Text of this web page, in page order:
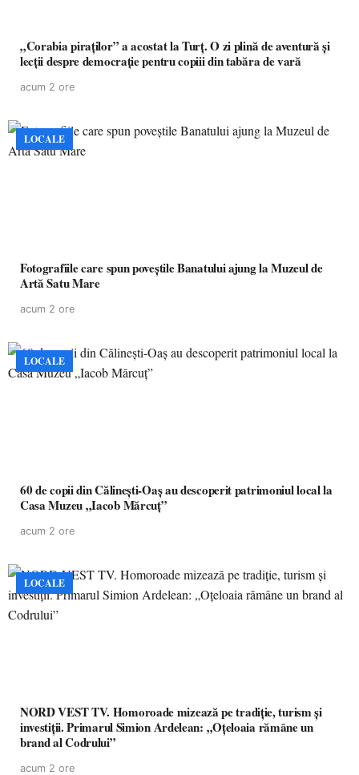
„Corabia piraților” a acostat la Turț. O zi plină de aventură și
lecții despre democrație pentru copiii din tabăra de vară
acum 2 ore
LOCALE
Fotografiile care spun poveștile Banatului ajung la Muzeul de
Artă Satu Mare
acum 2 ore
LOCALE
60 de copii din Călinești-Oaș au descoperit patrimoniul local la
Casa Muzeu „Iacob Mărcuț”
acum 2 ore
LOCALE
NORD VEST TV. Homoroade mizează pe tradiție, turism și
investiții. Primarul Simion Ardelean: „Oțeloaia rămâne un
brand al Codrului”
acum 2 ore